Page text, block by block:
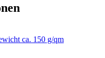
ca. 150 g/qm